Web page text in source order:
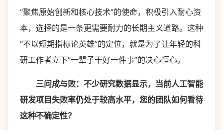
“聚焦原始创新和核心技术”的使命，积极引入耐心资
本，选择的是一条更需要耐力的长期主义道路。这种
“不以短期指标论英雄”的定位，就是为了让年轻的科
研工作者立下“一辈子干好一件事”的决心恒心。
三问成与败：不少研究数据显示，当前人工智能
研发项目失败率仍处于较高水平，您的团队如何看待
这种不确定性？